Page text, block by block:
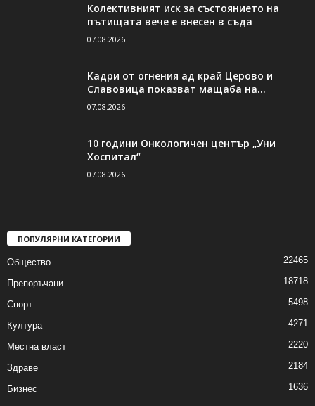
Колективният иск за състоянието на
пътищата вече е внесен в съда
07.08.2026
Кадри от огнения ад край Церово и
Славовица показват мащаба на...
07.08.2026
10 години Онкологичен център „Уни
Хоспитал“
07.08.2026
ПОПУЛЯРНИ КАТЕГОРИИ
Общество 22465
Препоръчани 18718
Спорт 5498
Култура 4271
Местна власт 2220
Здраве 2184
Бизнес 1636